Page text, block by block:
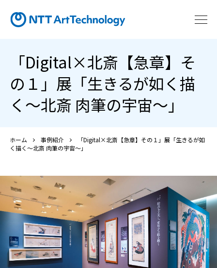
「Digital×北斎【急章】そ
の１」展「生きるが如く描
く～北斎 肉筆の宇宙～」
ホーム 事例紹介
「Digital×北斎【急章】その１」展「生きるが如
く描く～北斎 肉筆の宇宙～」